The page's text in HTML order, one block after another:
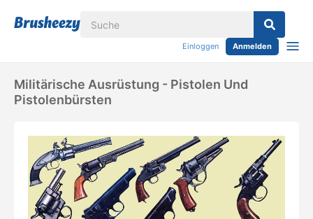
Einloggen Anmelden
Militärische Ausrüstung - Pistolen Und
Pistolenbürsten